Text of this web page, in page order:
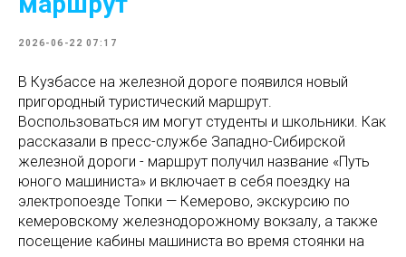
2026-06-22 07:17
В Кузбассе на железной дороге появился новый
пригородный туристический маршрут.
Воспользоваться им могут студенты и школьники. Как
рассказали в пресс-службе Западно-Сибирской
железной дороги - маршрут получил название «Путь
юного машиниста» и включает в себя поездку на
электропоезде Топки — Кемерово, экскурсию по
кемеровскому железнодорожному вокзалу, а также
посещение кабины машиниста во время стоянки на